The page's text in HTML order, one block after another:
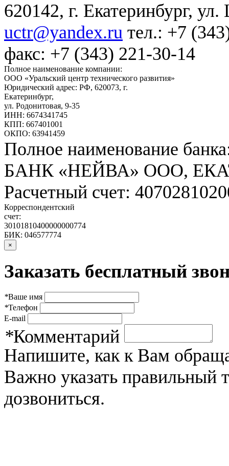
620142, г. Екатеринбург,
uctr@yandex.ru тел.: +7
факс: +7 (343) 221-30-14
Полное наименование компании:
ООО «Уральский центр технического развития»
Юридический адрес: РФ, 620073, г.
Екатеринбург,
ул. Родонитовая, 9-35
ИНН: 6674341745
КПП: 667401001
ОКПО: 63941459
Полное наименование
БАНК «НЕЙВА» ООО,
Расчетный счет:
Корреспондентский
счет:
30101810400000000774
БИК: 046577774
×
Заказать бесплатный
*Ваше имя
*Телефон
E-mail
*Комментарий
Напишите, как к Вам
Важно указать
дозвониться.